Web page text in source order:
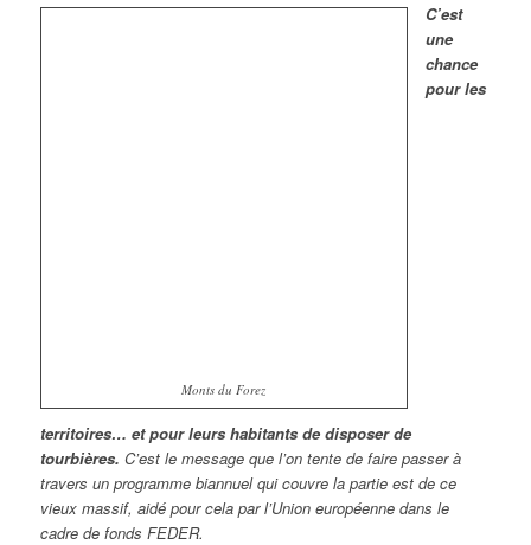
Monts du Forez
C’est
une
chance
pour les
territoires… et pour leurs habitants de disposer de
tourbières. C’est le message que l’on tente de faire passer à
travers un programme biannuel qui couvre la partie est de ce
vieux massif, aidé pour cela par l’Union européenne dans le
cadre de fonds FEDER.